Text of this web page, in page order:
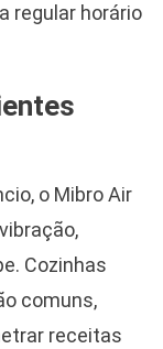
regular horário
o Mibro Air
Cozinhas
comuns,
receitas